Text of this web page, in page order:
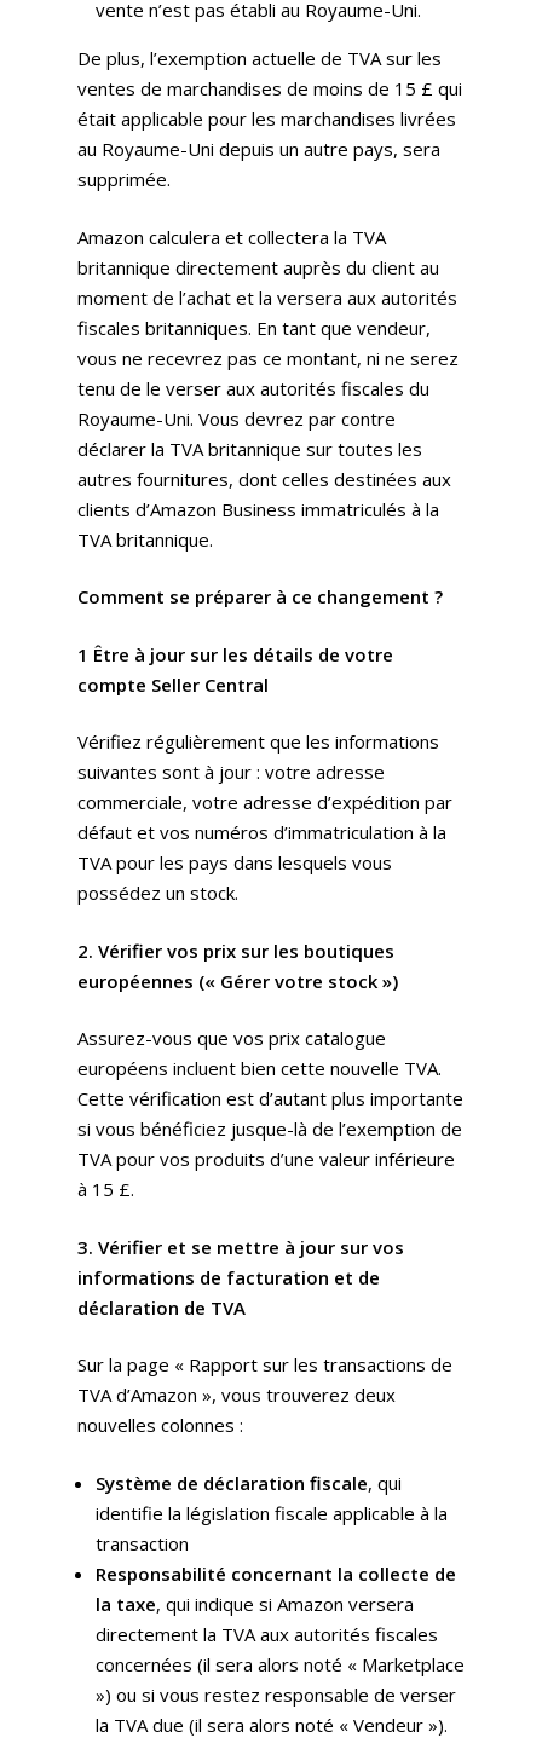
vente n’est pas établi au Royaume-Uni.
De plus, l’exemption actuelle de TVA sur les
ventes de marchandises de moins de 15 £ qui
était applicable pour les marchandises livrées
au Royaume-Uni depuis un autre pays, sera
supprimée.
Amazon calculera et collectera la TVA
britannique directement auprès du client au
moment de l’achat et la versera aux autorités
fiscales britanniques. En tant que vendeur,
vous ne recevrez pas ce montant, ni ne serez
tenu de le verser aux autorités fiscales du
Royaume-Uni. Vous devrez par contre
déclarer la TVA britannique sur toutes les
autres fournitures, dont celles destinées aux
clients d’Amazon Business immatriculés à la
TVA britannique.
Comment se préparer à ce changement ?
1 Être à jour sur les détails de votre
compte Seller Central
Vérifiez régulièrement que les informations
suivantes sont à jour : votre adresse
commerciale, votre adresse d’expédition par
défaut et vos numéros d’immatriculation à la
TVA pour les pays dans lesquels vous
possédez un stock.
2. Vérifier vos prix sur les boutiques
européennes (« Gérer votre stock »)
Assurez-vous que vos prix catalogue
européens incluent bien cette nouvelle TVA.
Cette vérification est d’autant plus importante
si vous bénéficiez jusque-là de l’exemption de
TVA pour vos produits d’une valeur inférieure
à 15 £.
3. Vérifier et se mettre à jour sur vos
informations de facturation et de
déclaration de TVA
Sur la page « Rapport sur les transactions de
TVA d’Amazon », vous trouverez deux
nouvelles colonnes :
Système de déclaration fiscale, qui
identifie la législation fiscale applicable à la
transaction
Responsabilité concernant la collecte de
la taxe, qui indique si Amazon versera
directement la TVA aux autorités fiscales
concernées (il sera alors noté « Marketplace
») ou si vous restez responsable de verser
la TVA due (il sera alors noté « Vendeur »).